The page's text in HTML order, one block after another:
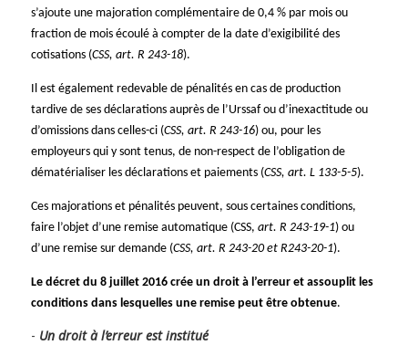
s’ajoute une majoration complémentaire de 0,4 % par mois ou
fraction de mois écoulé à compter de la date d’exigibilité des
cotisations (CSS, art. R 243-18).
Il est également redevable de pénalités en cas de production
tardive de ses déclarations auprès de l’Urssaf ou d’inexactitude ou
d’omissions dans celles-ci (CSS, art. R 243-16) ou, pour les
employeurs qui y sont tenus, de non-respect de l’obligation de
dématérialiser les déclarations et paiements (CSS, art. L 133-5-5).
Ces majorations et pénalités peuvent, sous certaines conditions,
faire l’objet d’une remise automatique (CSS, art. R 243-19-1) ou
d’une remise sur demande (CSS, art. R 243-20 et R243-20-1).
Le décret du 8 juillet 2016 crée un droit à l’erreur et assouplit les
conditions dans lesquelles une remise peut être obtenue.
Un droit à l’erreur est institué